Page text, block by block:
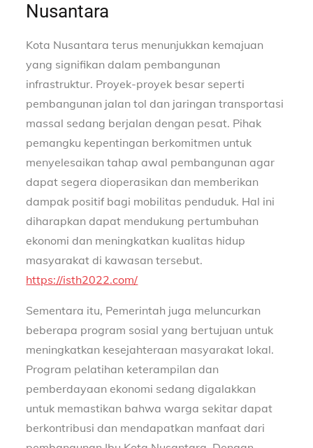
Nusantara
Kota Nusantara terus menunjukkan kemajuan
yang signifikan dalam pembangunan
infrastruktur. Proyek-proyek besar seperti
pembangunan jalan tol dan jaringan transportasi
massal sedang berjalan dengan pesat. Pihak
pemangku kepentingan berkomitmen untuk
menyelesaikan tahap awal pembangunan agar
dapat segera dioperasikan dan memberikan
dampak positif bagi mobilitas penduduk. Hal ini
diharapkan dapat mendukung pertumbuhan
ekonomi dan meningkatkan kualitas hidup
masyarakat di kawasan tersebut.
https://isth2022.com/
Sementara itu, Pemerintah juga meluncurkan
beberapa program sosial yang bertujuan untuk
meningkatkan kesejahteraan masyarakat lokal.
Program pelatihan keterampilan dan
pemberdayaan ekonomi sedang digalakkan
untuk memastikan bahwa warga sekitar dapat
berkontribusi dan mendapatkan manfaat dari